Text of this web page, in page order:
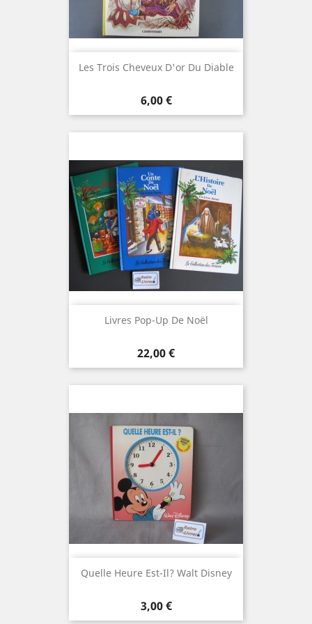
Les Trois Cheveux D'or Du Diable
Prix
6,00 €
Livres Pop-Up De Noël
Prix
22,00 €
Quelle Heure Est-Il? Walt Disney
Prix
3,00 €